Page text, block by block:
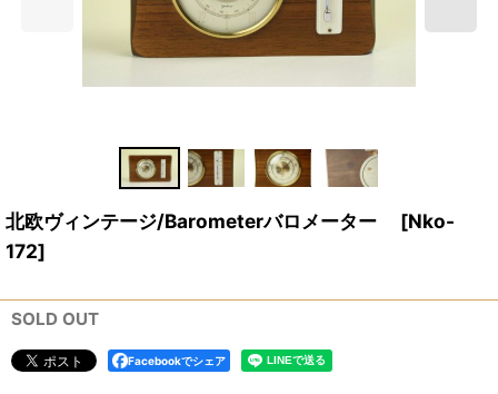
北欧ヴィンテージ/Barometerバロメーター [Nko-
172]
SOLD OUT
Facebookでシェア